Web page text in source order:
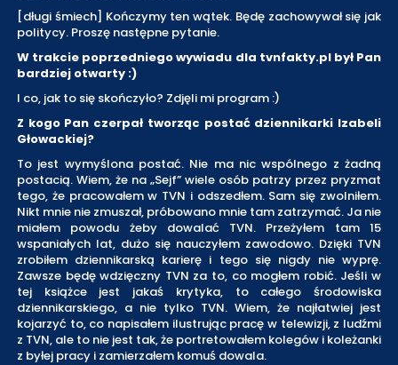
[długi śmiech] Kończymy ten wątek. Będę zachowywał się jak
politycy. Proszę następne pytanie.
W trakcie poprzedniego wywiadu dla tvnfakty.pl był Pan
bardziej otwarty :)
I co, jak to się skończyło? Zdjęli mi program :)
Z kogo Pan czerpał tworząc postać dziennikarki Izabeli
Głowackiej?
To jest wymyślona postać. Nie ma nic wspólnego z żadną
postacią. Wiem, że na „Sejf” wiele osób patrzy przez pryzmat
tego, że pracowałem w TVN i odszedłem. Sam się zwolniłem.
Nikt mnie nie zmuszał, próbowano mnie tam zatrzymać. Ja nie
miałem powodu żeby dowalać TVN. Przeżyłem tam 15
wspaniałych lat, dużo się nauczyłem zawodowo. Dzięki TVN
zrobiłem dziennikarską karierę i tego się nigdy nie wyprę.
Zawsze będę wdzięczny TVN za to, co mogłem robić. Jeśli w
tej książce jest jakaś krytyka, to całego środowiska
dziennikarskiego, a nie tylko TVN. Wiem, że najłatwiej jest
kojarzyć to, co napisałem ilustrując pracę w telewizji, z ludźmi
z TVN, ale to nie jest tak, że portretowałem kolegów i koleżanki
z byłej pracy i zamierzałem komuś dowala.